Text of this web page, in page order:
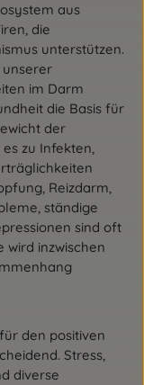
aus
die
unterstützen.
unserer
im Darm
die Basis für
der
zu Infekten,
Reizdarm,
ständige
sind oft
wird inzwischen
den positiven
Stress,
diverse